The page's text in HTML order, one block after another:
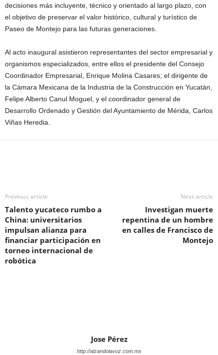
decisiones más incluyente, técnico y orientado al largo plazo, con
el objetivo de preservar el valor histórico, cultural y turístico de
Paseo de Montejo para las futuras generaciones.
Al acto inaugural asistieron representantes del sector empresarial y
organismos especializados, entre ellos el presidente del Consejo
Coordinador Empresarial, Enrique Molina Casares; el dirigente de
la Cámara Mexicana de la Industria de la Construcción en Yucatán,
Felipe Alberto Canul Moguel, y el coordinador general de
Desarrollo Ordenado y Gestión del Ayuntamiento de Mérida, Carlos
Viñas Heredia.
Previous article
Talento yucateco rumbo a
China: universitarios
impulsan alianza para
financiar participación en
torneo internacional de
robótica
Next article
Investigan muerte
repentina de un hombre
en calles de Francisco de
Montejo
Jose Pérez
http://alzandolavoz.com.mx